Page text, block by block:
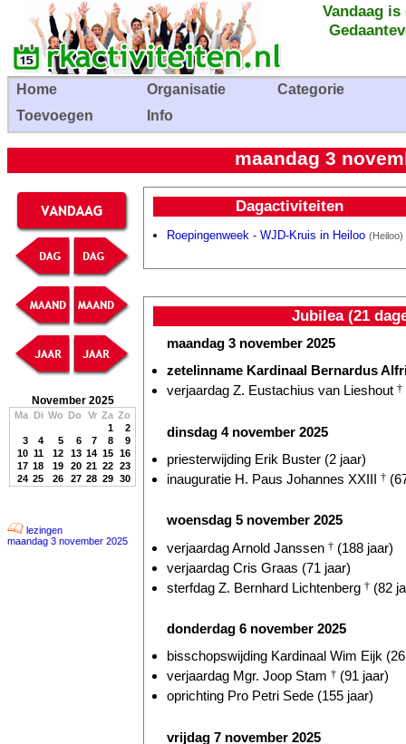
Vandaag
Home Organisatie
Categorie
Toevoegen
Info
maandag 3
November 2025
Ma Di Wo Do Vr Za Zo
1
2
3
4 5 6 7 8
9
10 11 12 13 14 15 16
17 18 19 20 21 22 23
24 25 26 27 28 29 30
lezingen
maandag 3 november 2025
Dagactiviteiten
Roepingenweek - WJD-Kruis in Heiloo (Heiloo)
Jubilea (21
maandag 3 november 2025
zetelinname Kardinaal Bernardus
verjaardag Z. Eustachius van Lieshout †
dinsdag 4 november 2025
priesterwijding Erik Buster (2 jaar)
inauguratie H. Paus Johannes XXIII †
woensdag 5 november 2025
verjaardag Arnold Janssen † (188 jaar)
verjaardag Cris Graas (71 jaar)
sterfdag Z. Bernhard Lichtenberg † (82
donderdag 6 november 2025
bisschopswijding Kardinaal Wim Eijk
verjaardag Mgr. Joop Stam † (91 jaar)
oprichting Pro Petri Sede (155 jaar)
vrijdag 7 november 2025